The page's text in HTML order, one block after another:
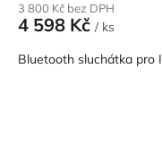
3 800 Kč bez DPH
4 598 Kč / ks
Bluetooth sluchátka pro